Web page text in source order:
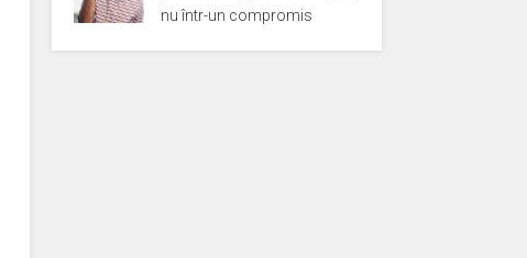
nu într-un compromis